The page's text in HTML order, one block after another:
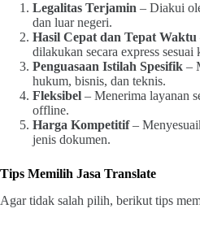
Legalitas Terjamin – Diakui
dan luar negeri.
Hasil Cepat dan Tepat Waktu
dilakukan secara express sesuai
Penguasaan Istilah Spesifik –
hukum, bisnis, dan teknis.
Fleksibel – Menerima layanan
offline.
Harga Kompetitif–
jenis dokumen.
Tips Memilih Jasa Translate
Agar tidak salah pilih, berikut tips